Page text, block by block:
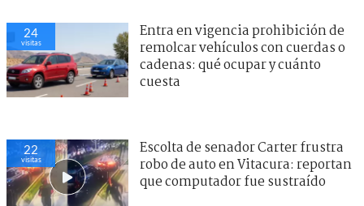
24
visitas
Entra en vigencia prohibición de
remolcar vehículos con cuerdas o
cadenas: qué ocupar y cuánto
cuesta
22
visitas
Escolta de senador Carter frustra
robo de auto en Vitacura: reportan
que computador fue sustraído